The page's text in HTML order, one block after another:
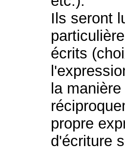
Ils seront
écrits
la
propre
d'écriture